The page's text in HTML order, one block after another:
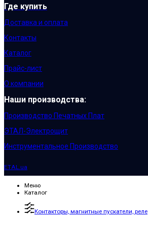
Где купить
Доставка и оплата
Контакты
Каталог
Прайс-лист
О компании
Наши производства:
Производство Печатных Плат
ЭТАЛ-Электрощит
Инструментальное Производство
ETAL.ua
Меню
Каталог
Контакторы, магнитные пускатели, реле